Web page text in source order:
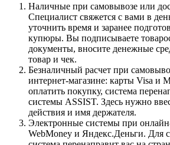
Наличные при самовывозе или
Специалист свяжется с вами в
уточнить время и заранее
купюры. Вы подписываете
документы, вносите денежные
товар и чек.
Безналичный расчет при
интернет-магазине: карты Visa и
оплатить покупку, система
системы ASSIST. Здесь нужно
действия и имя держателя.
Электронные системы при онлайн-
WebMoney и Яндекс.Деньги. Для